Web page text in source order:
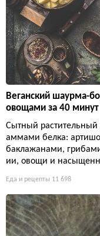
Веганский шаурма-
овощами за 40 минут
Сытный растительный
аммами белка:
баклажанами,
ии, овощи и
Еда и рецепты 11 698